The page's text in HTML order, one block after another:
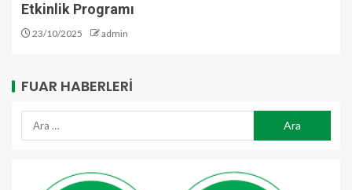
Etkinlik Programı
23/10/2025 admin
FUAR HABERLERI